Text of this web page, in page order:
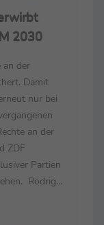
2030
an der
Damit
nur bei
an der
ZDF
Partien
Rodrigo